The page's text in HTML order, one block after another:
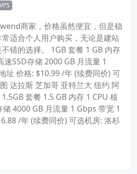
商家，价格虽然便宜，但是稳
适合个人用户购买，无论是建站
错的选择。 1GB 套餐 1 GB 内存
速SSD存储 2000 GB 月流量 1
址 价格: $10.99 /年 (续费同价) 可
达拉斯 芝加哥 亚特兰大 纽约 阿
套餐 1.5 GB 内存 1 CPU 核
储 4000 GB 月流量 1 Gbps 带宽 1
/年 (续费同价) 可选机房: 洛杉